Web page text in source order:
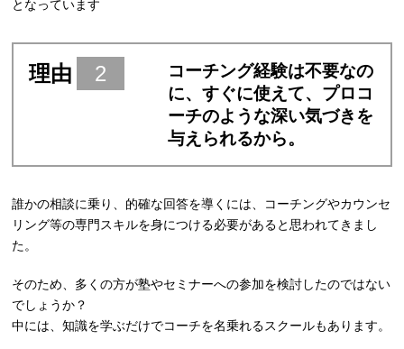
となっています
理由 2
コーチング経験は不要なの
に、すぐに使えて、プロコ
ーチのような深い気づきを
与えられるから。
誰かの相談に乗り、的確な回答を導くには、コーチングやカウンセ
リング等の専門スキルを身につける必要があると思われてきまし
た。
そのため、多くの方が塾やセミナーへの参加を検討したのではない
でしょうか？
中には、知識を学ぶだけでコーチを名乗れるスクールもあります。